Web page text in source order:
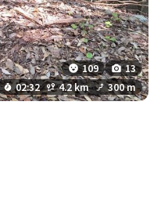
109
13
02:32
4.2 km 300 m